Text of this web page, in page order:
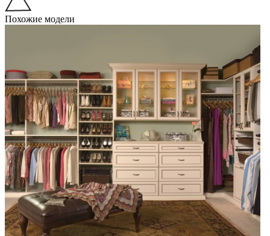
Похожие модели